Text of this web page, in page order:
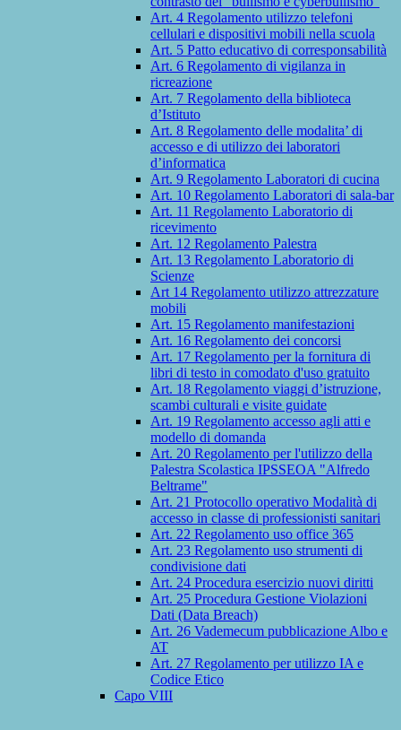
Art. 4 Regolamento utilizzo telefoni
cellulari e dispositivi mobili nella scuola
Art. 5 Patto educativo di corresponsabilità
Art. 6 Regolamento di vigilanza in
ricreazione
Art. 7 Regolamento della biblioteca
d’Istituto
Art. 8 Regolamento delle modalita’ di
accesso e di utilizzo dei laboratori
d’informatica
Art. 9 Regolamento Laboratori di cucina
Art. 10 Regolamento Laboratori di sala-bar
Art. 11 Regolamento Laboratorio di
ricevimento
Art. 12 Regolamento Palestra
Art. 13 Regolamento Laboratorio di
Scienze
Art 14 Regolamento utilizzo attrezzature
mobili
Art. 15 Regolamento manifestazioni
Art. 16 Regolamento dei concorsi
Art. 17 Regolamento per la fornitura di
libri di testo in comodato d'uso gratuito
Art. 18 Regolamento viaggi d’istruzione,
scambi culturali e visite guidate
Art. 19 Regolamento accesso agli atti e
modello di domanda
Art. 20 Regolamento per l'utilizzo della
Palestra Scolastica IPSSEOA "Alfredo
Beltrame"
Art. 21 Protocollo operativo Modalità di
accesso in classe di professionisti sanitari
Art. 22 Regolamento uso office 365
Art. 23 Regolamento uso strumenti di
condivisione dati
Art. 24 Procedura esercizio nuovi diritti
Art. 25 Procedura Gestione Violazioni
Dati (Data Breach)
Art. 26 Vademecum pubblicazione Albo e
AT
Art. 27 Regolamento per utilizzo IA e
Codice Etico
Capo VIII